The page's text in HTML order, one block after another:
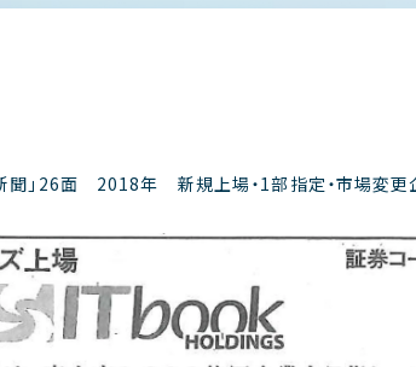
」26面 2018年 新規上場・1部指定・市場変更